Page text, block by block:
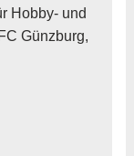
Hobby- und
Günzburg,